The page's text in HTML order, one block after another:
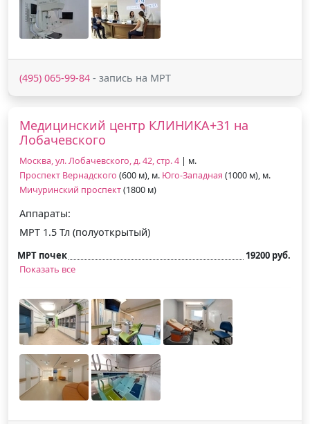
(495) 065-99-84 - запись на МРТ
Медицинский центр КЛИНИКА+31 на
Лобачевского
Москва, ул. Лобачевского, д. 42, стр. 4 | м.
Проспект Вернадского (600 м), м. Юго-Западная (1000 м), м.
Мичуринский проспект(1800 м)
Аппараты:
МРТ 1.5 Тл (полуоткрытый)
МРТ почек
19200 руб.
Показать все